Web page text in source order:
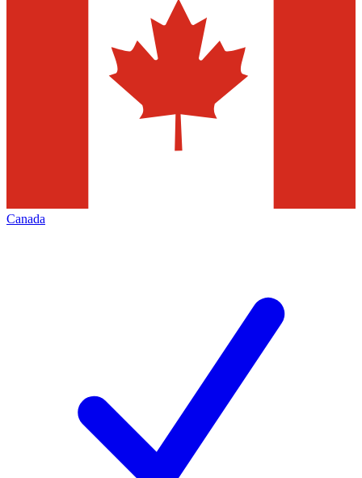
Canada